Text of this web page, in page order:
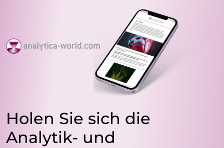
Holen Sie sich die
Analytik- und